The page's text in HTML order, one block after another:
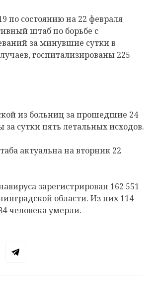
по состоянию на 22 февраля
штаб по борьбе с
за минувшие сутки в
госпитализированы 225
из больниц за прошедшие 24
за сутки пять летальных исходов.
актуальна на вторник 22
зарегистрирован 162 551
области. Из них 114
человека умерли.